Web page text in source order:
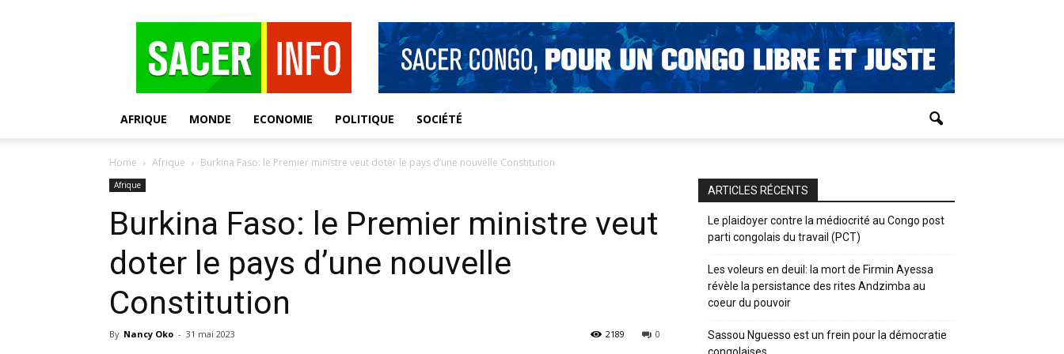
AFRIQUE MONDE ECONOMIE POLITIQUE SOCIÉTÉ
Home Afrique Burkina Faso: le Premier ministre veut doter le pays d’une nouvelle Constitution
Afrique
Burkina Faso: le Premier ministre veut
doter le pays d’une nouvelle
Constitution
By Nancy Oko - 31 mai 2023 0
2189
ARTICLES RÉCENTS
Le plaidoyer contre la médiocrité au Congo post
parti congolais du travail (PCT)
Les voleurs en deuil: la mort de Firmin Ayessa
révèle la persistance des rites Andzimba au
coeur du pouvoir
Sassou Nguesso est un frein pour la démocratie